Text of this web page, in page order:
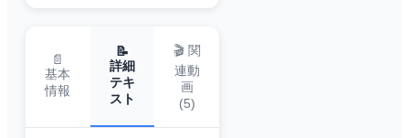
📄
基本
情報
📝
詳細
テキ
スト
🎬 関
連動
画
(5)